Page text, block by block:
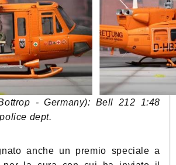
- Germany): Bell 212 1:48
dept.
anche un premio speciale a